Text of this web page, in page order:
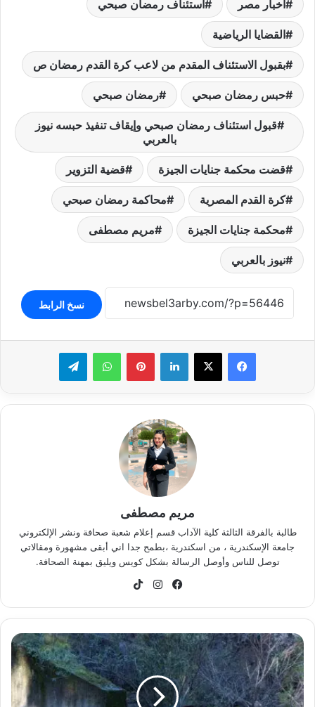
أخبار مصر استئناف رمضان صبحي
القضايا الرياضية
بقبول الاستئناف المقدم من لاعب كرة القدم رمضان ص
حبس رمضان صبحي رمضان صبحي
قبول استئناف رمضان صبحي وإيقاف تنفيذ حبسه نيوز
بالعربي
قضت محكمة جنايات الجيزة قضية التزوير
كرة القدم المصرية محاكمة رمضان صبحي
محكمة جنايات الجيزة مريم مصطفى
نيوز بالعربي
نسخ الرابط
لينكدإن بينتيريستواتساب تيلقرام
مريم مصطفى
طالبة بالفرقة الثالثة كلية الآداب قسم إعلام شعبة صحافة ونشر الإلكتروني
جامعة الإسكندرية ، من اسكندرية ،بطمح جدا اني أبقى مشهورة ومقالاتي
توصل للناس وأوصل الرسالة بشكل كويس ويليق بمهنة الصحافة.
فيسبوكانستقرام
مصور
يوثق
أدلة
جديدة
في